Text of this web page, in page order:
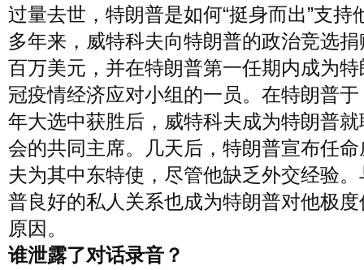
过量去世，特朗普是如何“挺身而出”支持
多年来，威特科夫向特朗普的政治竞选
百万美元，并在特朗普第一任期内成为
冠疫情经济应对小组的一员。在特朗普于
年大选中获胜后，威特科夫成为特朗普
会的共同主席。几天后，特朗普宣布任
夫为其中东特使，尽管他缺乏外交经验
普良好的私人关系也成为特朗普对他极
原因。
谁泄露了对话录音？